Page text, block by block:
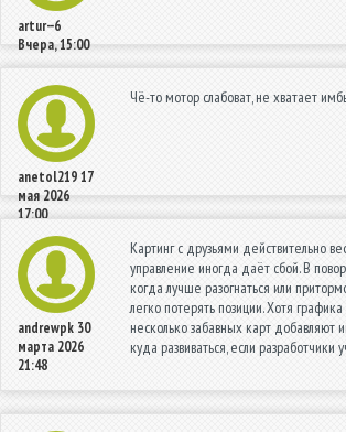
artur--6
Вчера, 15:00
anetol21917
мая 2026
17:00
Чё-то мотор слабоват, не хватает
andrewpk 30
марта 2026
21:48
Картинг с друзьями действительно
управление иногда даёт сбой. В
когда лучше разогнаться или
легко потерять позиции. Хотя графика
несколько забавных карт добавляют
куда развиваться, если разработчики